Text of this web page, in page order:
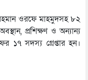
ওরফে মাহমুদসহ ৮২
প্রশিক্ষণ ও অন্যান্য
১৭ সদস্য গ্রেপ্তার হন।